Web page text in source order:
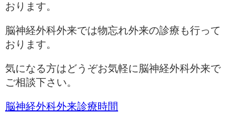
おります。
脳神経外科外来では物忘れ外来の診療も行って
おります。
気になる方はどうぞお気軽に脳神経外科外来で
ご相談下さい。
脳神経外科外来診療時間